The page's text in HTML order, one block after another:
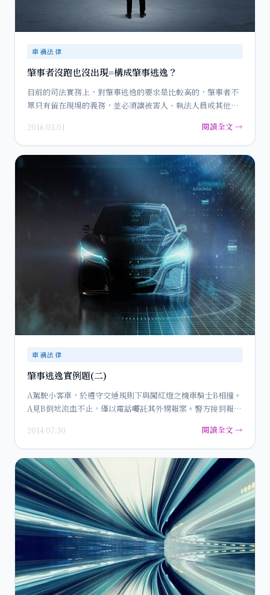
車禍法律
肇事者沒跑也沒出現=構成肇事逃逸？
目前的司法實務上，對肇事逃逸的要求是比較高的，肇事者不
單只有留在現場的義務，並必須讓被害人、執法人員或其他相
2016.03.01 閱讀全文 →
車禍法律
肇事逃逸實例題(二)
A駕駛小客車，於遵守交通規則下與闖紅燈之機車騎士B相撞。
A見B倒地流血不止，僅以電話囑託其外甥報案。警方接到報案
2014.07.30 閱讀全文 →